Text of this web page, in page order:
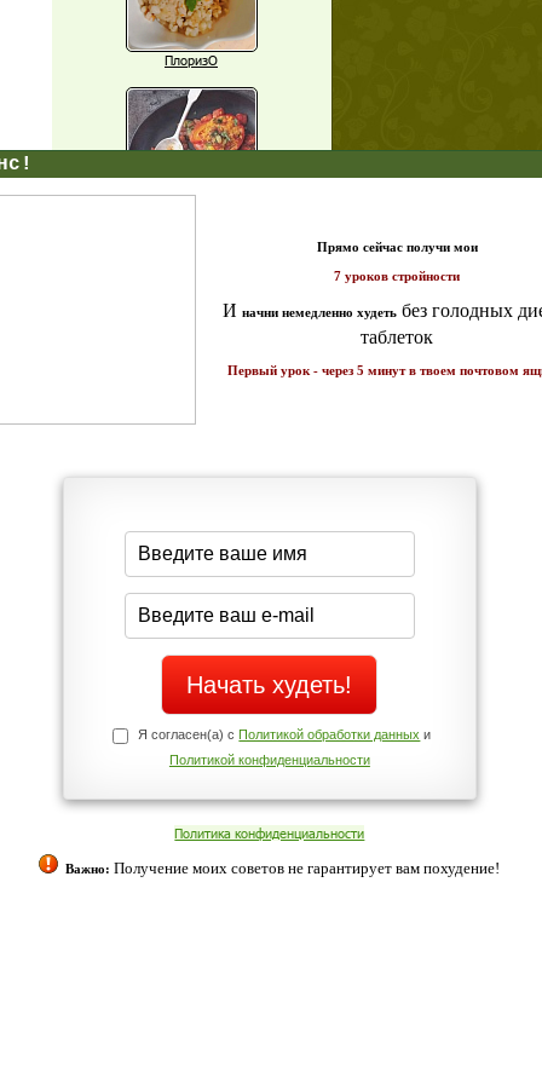
ПлоризО
Еще рецепты
Проверь себя
середине дня?
Телефоны службы поддержки
+7 (909) 421-77-27
cookies. Оставаясь с нами, вы соглашаетесь с нашей
Согласен